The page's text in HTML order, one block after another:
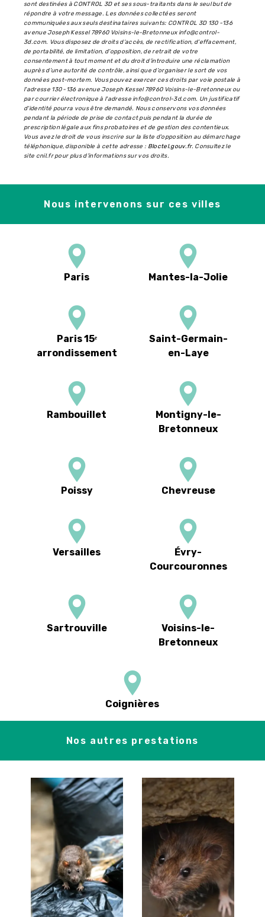
sont destinées à CONTROL 3D et ses sous-traitants dans le seul but de
répondre à votre message. Les données collectées seront
communiquées aux seuls destinataires suivants: CONTROL 3D 130 -136
avenue Joseph Kessel 78960 Voisins-le-Bretonneux info@control-
3d.com. Vous disposez de droits d’accès, de rectification, d’effacement,
de portabilité, de limitation, d’opposition, de retrait de votre
consentement à tout moment et du droit d’introduire une réclamation
auprès d’une autorité de contrôle, ainsi que d’organiser le sort de vos
données post-mortem. Vous pouvez exercer ces droits par voie postale à
l'adresse 130 -136 avenue Joseph Kessel 78960 Voisins-le-Bretonneux ou
par courrier électronique à l'adresse info@control-3d.com. Un justificatif
d'identité pourra vous être demandé. Nous conservons vos données
pendant la période de prise de contact puis pendant la durée de
prescription légale aux fins probatoires et de gestion des contentieux.
Vous avez le droit de vous inscrire sur la liste d'opposition au démarchage
téléphonique, disponible à cette adresse : Bloctel.gouv.fr. Consultez le
site cnil.fr pour plus d’informations sur vos droits.
Nous intervenons sur ces villes
Paris Mantes-la-Jolie
Paris 15ᵉ
arrondissement
Saint-Germain-
en-Laye
Rambouillet
Montigny-le-
Bretonneux
Poissy Chevreuse
Versailles
Évry-
Courcouronnes
Sartrouville
Voisins-le-
Bretonneux
Coignières
Nos autres prestations